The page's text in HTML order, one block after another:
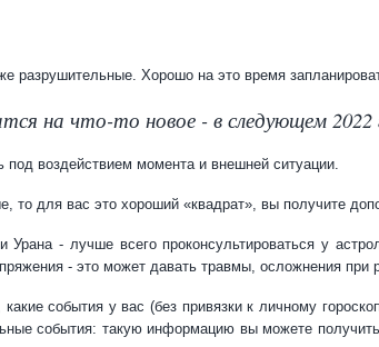
Хорошо на это время
на что-то новое - в следующем 2022
воздействием момента и внешней ситуации.
для вас это хороший «квадрат», вы получите
- лучше всего проконсультироваться у
- это может давать травмы, осложнения
события у вас (без привязки к личному
события: такую информацию вы можете